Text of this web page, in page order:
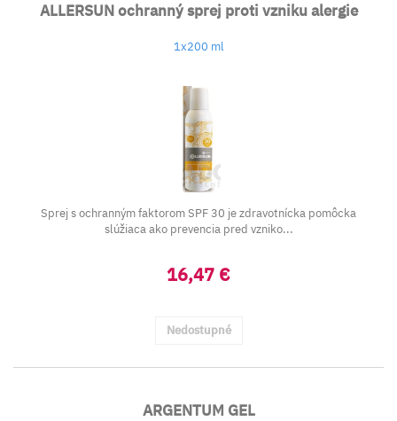
ALLERSUN ochranný sprej proti vzniku alergie
1x200 ml
Sprej s ochranným faktorom SPF 30 je zdravotnícka pomôcka
slúžiaca ako prevencia pred vzniko...
16,47 €
Nedostupné
ARGENTUM GEL